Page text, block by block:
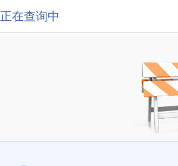
正在查询中